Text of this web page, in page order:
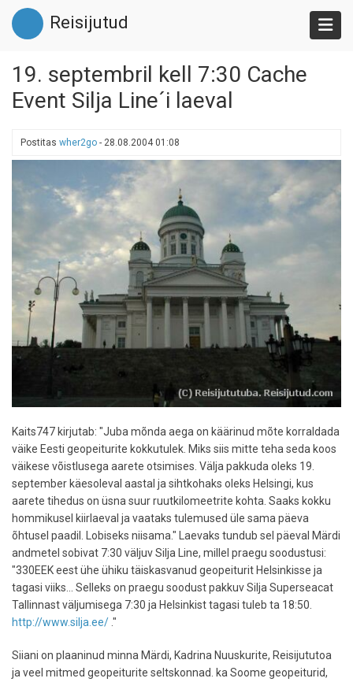
Liigu
edasi
põhisisu
Reisijutud
19. septembril kell 7:30 Cache
Event Silja Line´i laeval
Postitas wher2go - 28.08.2004 01:08
Kaits747 kirjutab: "Juba mõnda aega on käärinud mõte korraldada
väike Eesti geopeiturite kokkutulek. Miks siis mitte teha seda koos
väikese võistlusega aarete otsimises. Välja pakkuda oleks 19.
september käesoleval aastal ja sihtkohaks oleks Helsingi, kus
aarete tihedus on üsna suur ruutkilomeetrite kohta. Saaks kokku
hommikusel kiirlaeval ja vaataks tulemused üle sama päeva
õhtusel paadil. Lobiseks niisama." Laevaks tundub sel päeval Märdi
andmetel sobivat 7:30 väljuv Silja Line, millel praegu soodustusi:
"330EEK eest ühe ühiku täiskasvanud geopeiturit Helsinkisse ja
tagasi viiks... Selleks on praegu soodust pakkuv Silja Superseacat
Tallinnast väljumisega 7:30 ja Helsinkist tagasi tuleb ta 18:50.
http://www.silja.ee/ ."
Siiani on plaaninud minna Märdi, Kadrina Nuuskurite, Reisijututoa
ja veel mitmed geopeiturite seltskonnad. ka Soome geopeiturid,